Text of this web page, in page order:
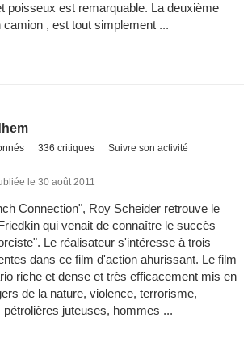
poisseux est remarquable. La deuxième
camion , est tout simplement ...
336 critiques Suivre son activité
le 30 août 2011
Connection", Roy Scheider retrouve le
qui venait de connaître le succès
Le réalisateur s'intéresse à trois
dans ce film d'action ahurissant. Le film
riche et dense et très efficacement mis en
de la nature, violence, terrorisme,
pétrolières juteuses, hommes ...